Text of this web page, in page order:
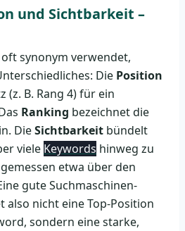
und Sichtbarkeit –
synonym verwendet,
Die Position
(z. B. Rang 4) für ein
Ranking bezeichnet die
DieSichtbarkeit bündelt
viele Keywords hinweg zu
etwa über den
gute Suchmaschinen-
also nicht eine Top-Position
sondern eine starke,